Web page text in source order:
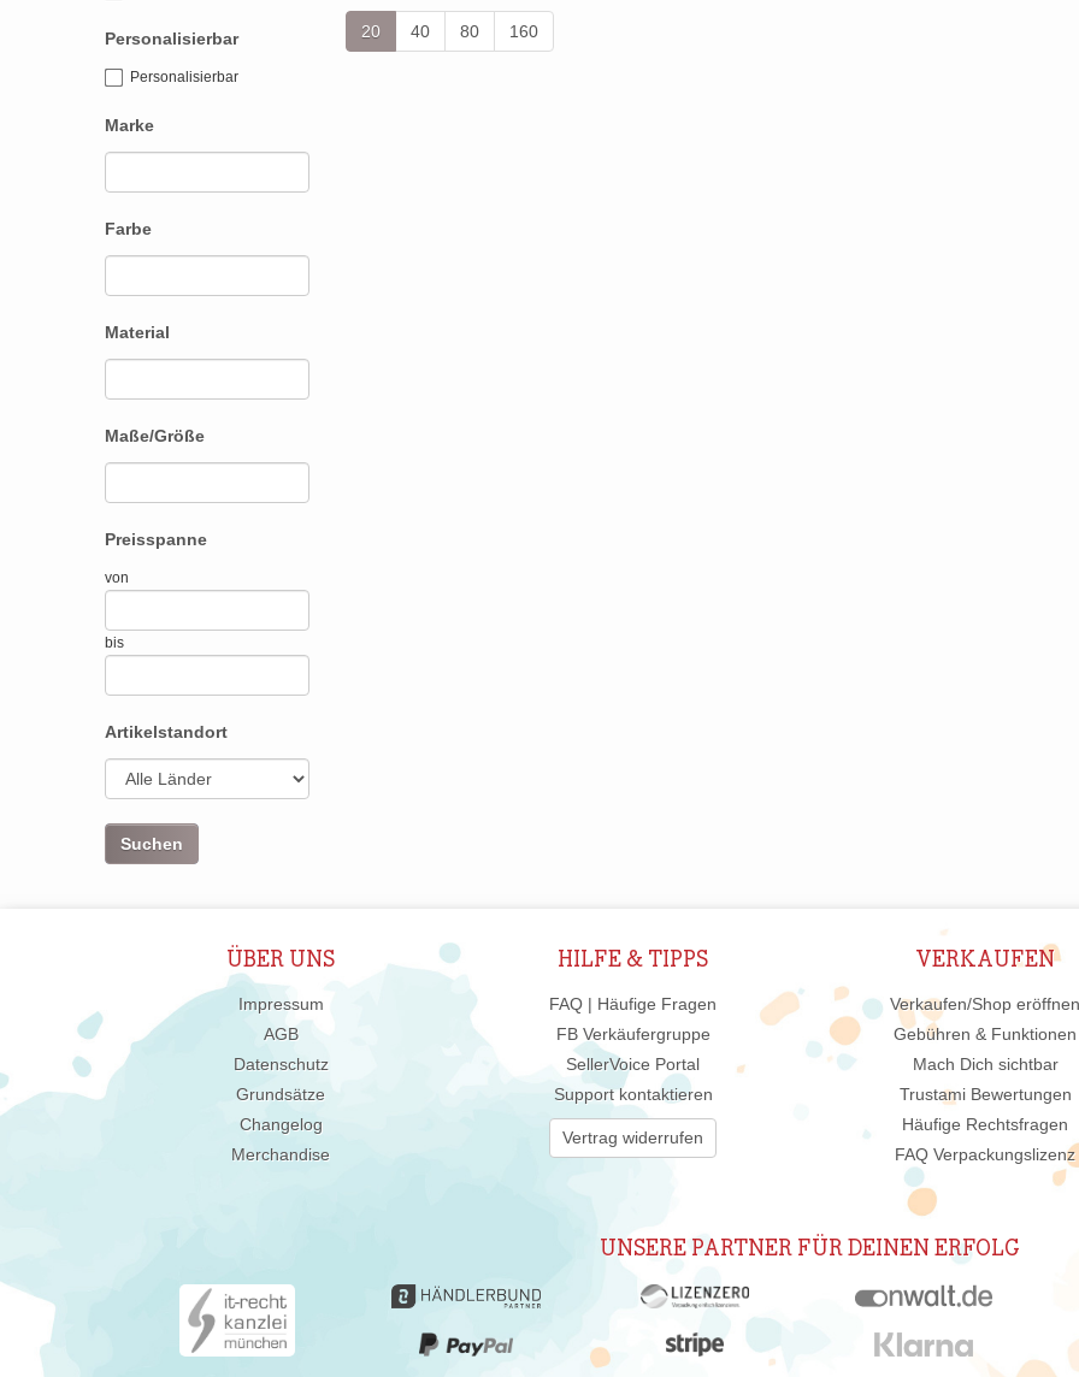
Personalisierbar
Personalisierbar
Marke
Farbe
Material
Maße/Größe
Preisspanne
von
bis
Artikelstandort
20 40 80 160
ÜBER UNS
Impressum
AGB
Datenschutz
Grundsätze
Changelog
Merchandise
HILFE & TIPPS
FAQ | Häufige Fragen
FB Verkäufergruppe
SellerVoice Portal
Support kontaktieren
Vertrag widerrufen
VERKAUFEN
Verkaufen/Shop
Gebühren & Funktionen
Mach Dich sichtbar
Trustami Bewertungen
Häufige Rechtsfragen
FAQ Verpackungslizenz
UNSERE PARTNER FÜR DEINEN ERFOLG